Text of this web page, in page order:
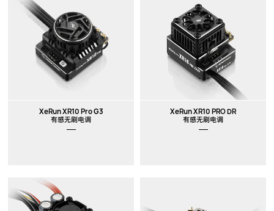
New
XeRun XR10 Pro G3
有感无刷电调
XeRun XR10 PRO DR
有感无刷电调